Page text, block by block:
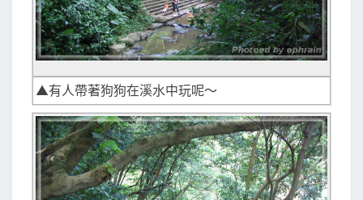
▲有人帶著狗狗在溪水中玩呢～